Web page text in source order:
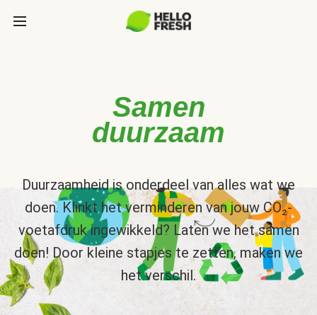
Samen
duurzaam
Duurzaamheid is onderdeel van alles wat we
doen. Klinkt het verminderen van jouw CO₂-
voetafdruk ingewikkeld? Laten we het samen
doen! Door kleine stapjes te zetten, maken we
het verschil.